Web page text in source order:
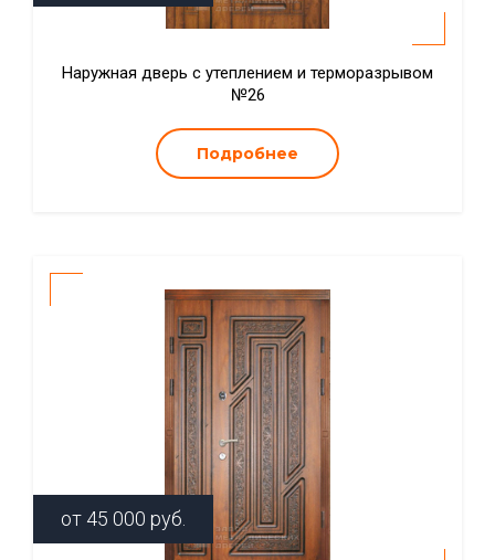
Наружная дверь с утеплением и терморазрывом
№26
Подробнее
от 45 000 руб.